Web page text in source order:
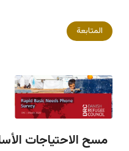
المتابعة
مسح الاحتياجات